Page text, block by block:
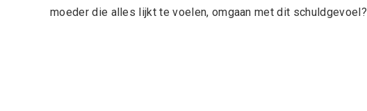
moeder die alles lijkt te voelen, omgaan met dit schuldgevoel?